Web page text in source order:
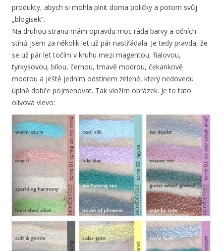
produkty, abych si mohla plnit doma poličky a potom svůj
„blogísek“.
Na druhou stranu mám opravdu moc ráda barvy a očních
stínů jsem za několik let už pár nastřádala. Je tedy pravda, že
se už pár let točím v kruhu mezi magentou, fialovou,
tyrkysovou, bílou, černou, tmavě modrou, čekankově
modrou a ještě jedním odstínem zelené, který nedovedu
úplně dobře pojmenovat. Tak vložím obrázek. Je to tato
olivová vlevo: